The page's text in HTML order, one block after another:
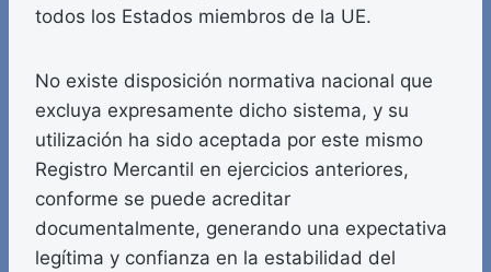
todos los Estados miembros de la UE.
No existe disposición normativa nacional que
excluya expresamente dicho sistema, y su
utilización ha sido aceptada por este mismo
Registro Mercantil en ejercicios anteriores,
conforme se puede acreditar
documentalmente, generando una expectativa
legítima y confianza en la estabilidad del